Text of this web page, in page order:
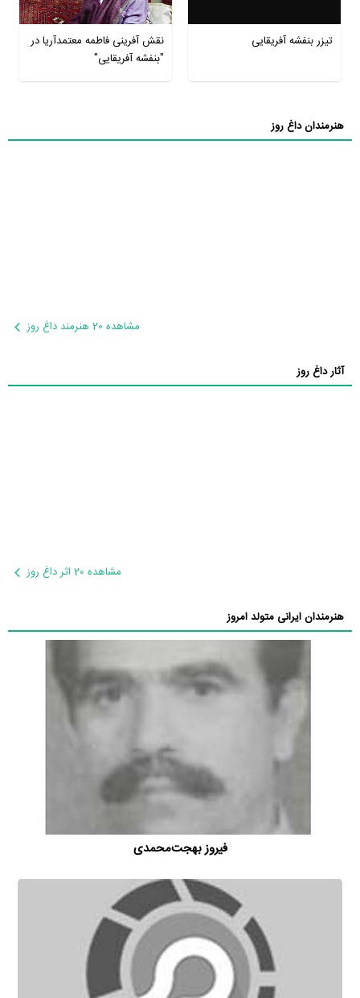
تیزر بنفشه آفریقایی
نقش آفرینی فاطمه معتمدآریا در
"بنفشه آفریقایی"
هنرمندان داغ روز
مشاهده 20 هنرمند داغ روز
آثار داغ روز
مشاهده 20 اثر داغ روز
هنرمندان ایرانی متولد امروز
فیروز بهجت‌محمدی